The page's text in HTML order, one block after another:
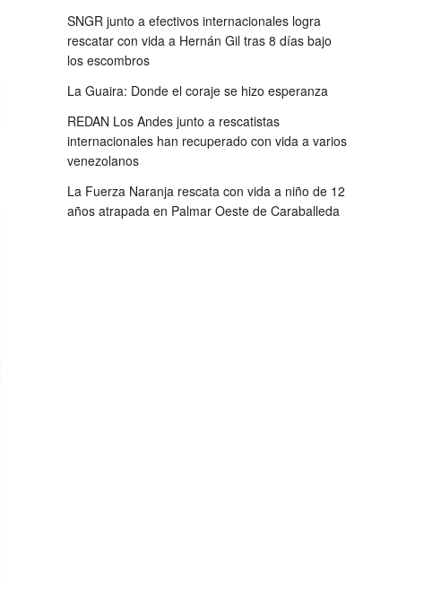
SNGR junto a efectivos internacionales logra
rescatar con vida a Hernán Gil tras 8 días bajo
los escombros
La Guaira: Donde el coraje se hizo esperanza
REDAN Los Andes junto a rescatistas
internacionales han recuperado con vida a varios
venezolanos
La Fuerza Naranja rescata con vida a niño de 12
años atrapada en Palmar Oeste de Caraballeda